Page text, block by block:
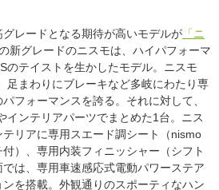
レードとなる期待が高いモデルが 「ニ
新グレードのニスモは、ハイパフォーマ
のテイストを生かしたモデル。ニスモ
足まわりにブレーキなど多岐にわたり専
フォーマンスを誇る。それに対して、
インテリアパーツでまとめた1台。ニス
リアに専用スエード調シート（nismo
）、専用内装フィニッシャー（シフト
は、専用車速感応式電動パワーステア
を搭載。外観通りのスポーティなハン